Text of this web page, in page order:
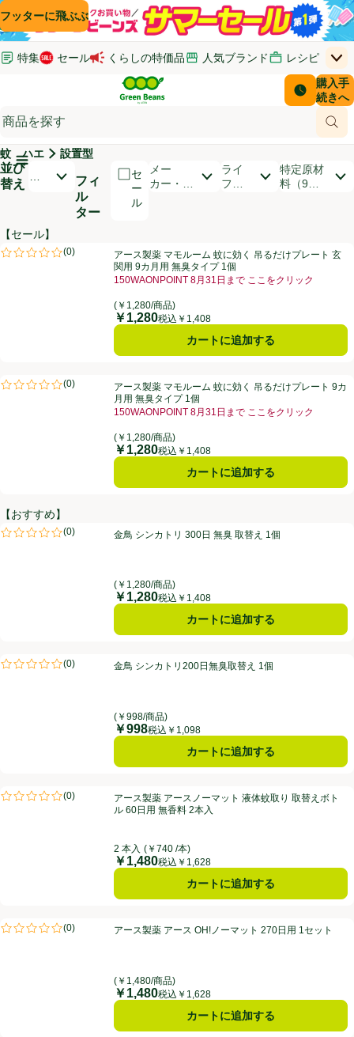
コンテンツに飛ぶ
検索に飛ぶ
フッターに飛ぶ
特集 セール くらしの特価品 人気ブランド レシピ
はじめてのお買い物ガイド
(新しいウィンドウで開く) (新しいウィンドウで開く)
サポート・ヘルプ・お問い合わせ
(新しいウィンドウで開く)
上
Green Beans
商
配送日時
購入手
続きへ
お客さ
￥0
メインメニュ―ボタン
蚊 ハエ 設置型
並び
替え
開いて並び替えオプションのリストを見る
順
フィ
ル
ター
セ
ー
ル
メー
カー・ブ
ライ
フス
特定原材
料（9品
商品リスト
【セール】
アース製薬 マモルーム 蚊に効く 吊るだけプレート 玄関用 9カ月用 無
(0)
評価は0件のレビューで5点中0.0点。アース製薬 マモルーム 蚊に効く 吊るだけプレート 玄
関用 9カ月用 無臭タイプ 1個
150WAONPOINT 8月31日まで ここをクリック
(￥1,280/商品)
価格
￥1,280税込￥1,408
カートに追加する
アース製薬 マモルーム 蚊に効く 吊るだけプレート 9カ月用 無臭タイ
(0)
評価は0件のレビューで5点中0.0点。アース製薬 マモルーム 蚊に効く 吊るだけプレート 9カ
月用 無臭タイプ 1個
150WAONPOINT 8月31日まで ここをクリック
(￥1,280/商品)
価格
￥1,280税込￥1,408
カートに追加する
【おすすめ】
金鳥 シンカトリ 300日 無臭 取替え 1個
(0)
評価は0件のレビューで5点中0.0点。金鳥 シンカトリ 300日 無臭 取替え 1個
(￥1,280/商品)
価格
￥1,280税込￥1,408
カートに追加する
金鳥 シンカトリ200日無臭取替え 1個
(0)
評価は0件のレビューで5点中0.0点。金鳥 シンカトリ200日無臭取替え 1個
(￥998/商品)
価格
￥998税込￥1,098
カートに追加する
アース製薬 アースノーマット 液体蚊取り 取替えボトル 60日用 無香料
(0)
評価は0件のレビューで5点中0.0点。アース製薬 アースノーマット 液体蚊取り 取替えボト
ル 60日用 無香料 2本入
2 本入 (￥740 /本)
価格
￥1,480税込￥1,628
カートに追加する
アース製薬 アース OH!ノーマット 270日用 1セット
(0)
評価は0件のレビューで5点中0.0点。アース製薬 アース OH!ノーマット 270日用 1セット
(￥1,480/商品)
価格
￥1,480税込￥1,628
カートに追加する